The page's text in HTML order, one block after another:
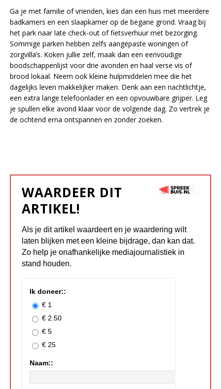
Ga je met familie of vrienden, kies dan een huis met meerdere
badkamers en een slaapkamer op de begane grond. Vraag bij
het park naar late check-out of fietsverhuur met bezorging.
Sommige parken hebben zelfs aangepaste woningen of
zorgvilla’s. Koken jullie zelf, maak dan een eenvoudige
boodschappenlijst voor drie avonden en haal verse vis of
brood lokaal. Neem ook kleine hulpmiddelen mee die het
dagelijks leven makkelijker maken. Denk aan een nachtlichtje,
een extra lange telefoonlader en een opvouwbare grijper. Leg
je spullen elke avond klaar voor de volgende dag. Zo vertrek je
de ochtend erna ontspannen en zonder zoeken.
WAARDEER DIT
ARTIKEL!
Als je dit artikel waardeert en je waardering wilt
laten blijken met een kleine bijdrage, dan kan dat.
Zo help je onafhankelijke mediajournalistiek in
stand houden.
Ik doneer::
€ 1
€ 2.50
€ 5
€ 25
Naam::